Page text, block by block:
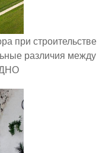
при строительстве
различия между